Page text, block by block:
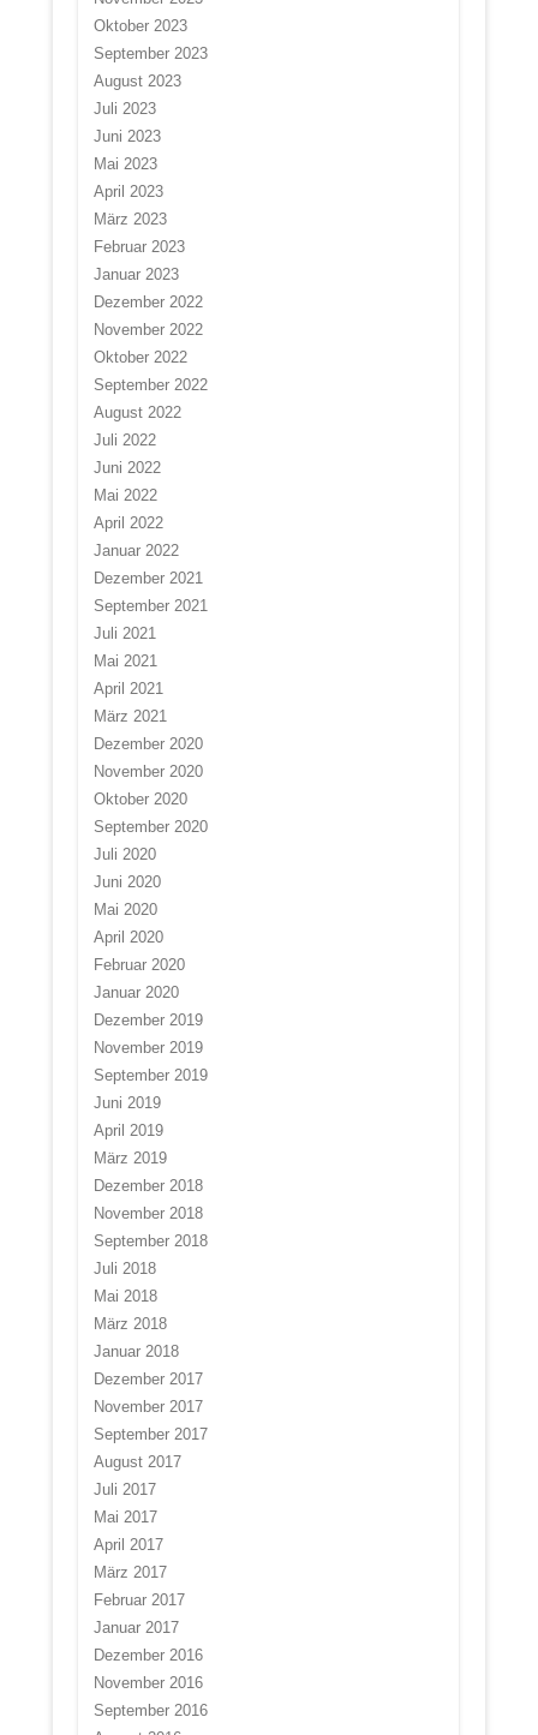
Oktober 2023
September 2023
August 2023
Juli 2023
Juni 2023
Mai 2023
April 2023
März 2023
Februar 2023
Januar 2023
Dezember 2022
November 2022
Oktober 2022
September 2022
August 2022
Juli 2022
Juni 2022
Mai 2022
April 2022
Januar 2022
Dezember 2021
September 2021
Juli 2021
Mai 2021
April 2021
März 2021
Dezember 2020
November 2020
Oktober 2020
September 2020
Juli 2020
Juni 2020
Mai 2020
April 2020
Februar 2020
Januar 2020
Dezember 2019
November 2019
September 2019
Juni 2019
April 2019
März 2019
Dezember 2018
November 2018
September 2018
Juli 2018
Mai 2018
März 2018
Januar 2018
Dezember 2017
November 2017
September 2017
August 2017
Juli 2017
Mai 2017
April 2017
März 2017
Februar 2017
Januar 2017
Dezember 2016
November 2016
September 2016